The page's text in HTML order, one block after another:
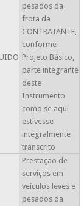
pesados da
frota da
CONTRATANTE,
conforme
Projeto Básico,
parte integrante
deste
Instrumento
como se aqui
estivesse
integralmente
transcrito
Prestação de
serviços em
veículos leves e
pesados da